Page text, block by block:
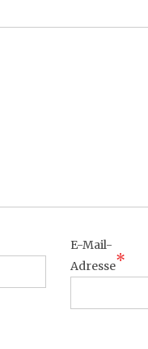
E-Mail-
Adresse*